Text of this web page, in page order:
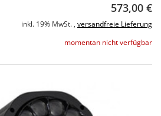
573,00 €
inkl. 19% MwSt. , versandfreie Lieferung
momentan nicht verfügbar